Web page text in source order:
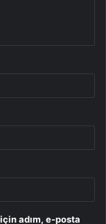
adım, e-posta